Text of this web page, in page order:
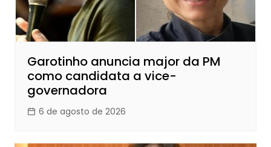
Garotinho anuncia major da PM
como candidata a vice-
governadora
6 de agosto de 2026